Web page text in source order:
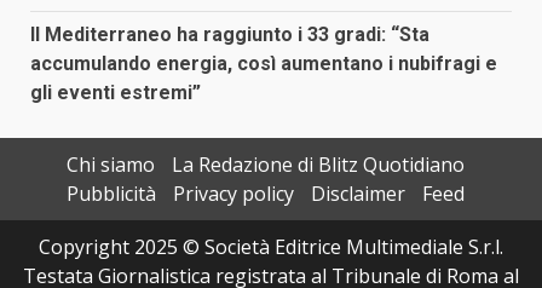
Il Mediterraneo ha raggiunto i 33 gradi: “Sta
accumulando energia, così aumentano i nubifragi e
gli eventi estremi”
Chi siamo
La Redazione di Blitz Quotidiano
Pubblicità
Privacy policy Disclaimer
Feed
Copyright 2025 © Società Editrice Multimediale S.r.l.
Testata Giornalistica registrata al Tribunale di Roma al